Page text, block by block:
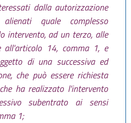
dalla autorizzazione
quale complesso
intervento, ad un terzo, alle
all'articolo 14, comma 1, e
di una successiva ed
che può essere richiesta
ha realizzato l'intervento
subentrato ai sensi
1;